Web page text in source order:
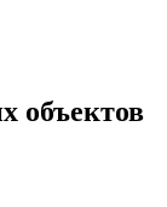
объектов